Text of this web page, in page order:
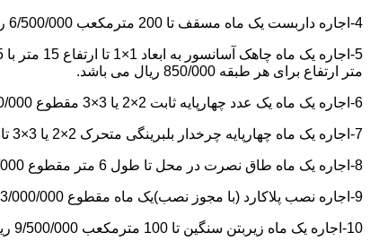
4-اجاره داربست یک ماه مسقف تا 200 مترمکعب 6/500/000 ریال و مازاد بر آن هر مترمکعب 18/000 ریال می باشد.
متر ارتفاع برای هر طبقه 850/000 ریال می باشد.
6-اجاره یک ماه یک عدد چهارپایه ثابت 2×2 یا 3×3 مقطوع 4/500/000 ریال می باشد.
7-اجاره یک ماه چهارپایه چرخدار بلبرینگی متحرک 2×2 یا 3×3 تا ارتفاع 6 متر مقطوع 5/000/000 ریال می باشد.
8-اجاره یک ماه طاق نصرت در محل تا طول 6 متر مقطوع 6/000/000 ریال و مازاد بر آن هر متر طول 850/000 ریال می باشد.
9-اجاره نصب پلاکارد (با مجوز نصب)یک ماه مقطوع 3/000/000 ریال می باشد.
10-اجاره یک ماه زیربتن سنگین تا 100 مترمکعب 9/500/000 ریال و مازاد بر آن هر مترمکعب 85/000 ریال می باشد.